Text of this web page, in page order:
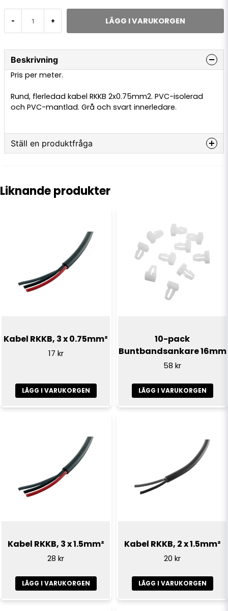
- + LÄGG I VARUKORGEN
Beskrivning
Pris per meter.
Rund, flerledad kabel RKKB 2x0.75mm2. PVC-isolerad
och PVC-mantlad. Grå och svart innerledare.
Ställ en produktfråga
E-postadress
Skicka fråga
Liknande produkter
Kabel RKKB, 3 x 0.75mm²
17 kr
LÄGG I VARUKORGEN
10-pack
Buntbandsankare 16mm
58 kr
LÄGG I VARUKORGEN
Kabel RKKB, 3 x 1.5mm²
28 kr
LÄGG I VARUKORGEN
Kabel RKKB, 2 x 1.5mm²
20 kr
LÄGG I VARUKORGEN